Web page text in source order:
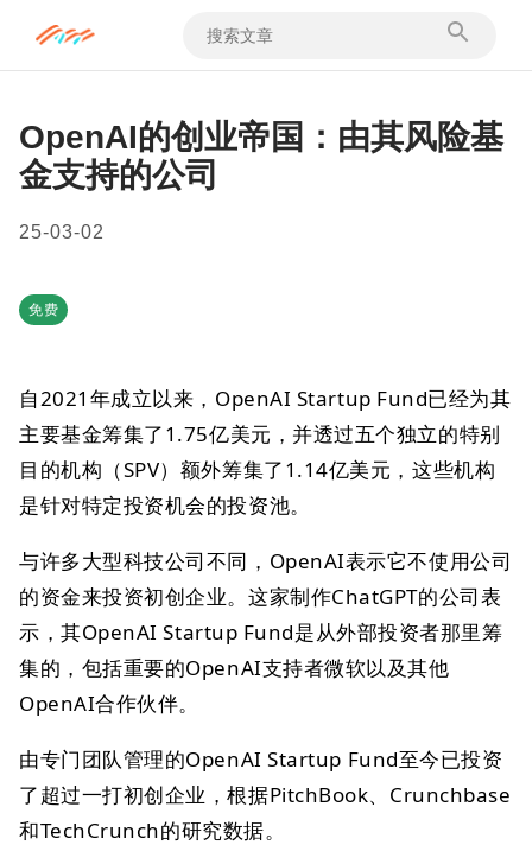
OpenAI的创业帝国：由其风险基
金支持的公司
25-03-02
免费
自2021年成立以来，OpenAI Startup Fund已经为其
主要基金筹集了1.75亿美元，并透过五个独立的特别
目的机构（SPV）额外筹集了1.14亿美元，这些机构
是针对特定投资机会的投资池。
与许多大型科技公司不同，OpenAI表示它不使用公司
的资金来投资初创企业。这家制作ChatGPT的公司表
示，其OpenAI Startup Fund是从外部投资者那里筹
集的，包括重要的OpenAI支持者微软以及其他
OpenAI合作伙伴。
由专门团队管理的OpenAI Startup Fund至今已投资
了超过一打初创企业，根据PitchBook、Crunchbase
和TechCrunch的研究数据。